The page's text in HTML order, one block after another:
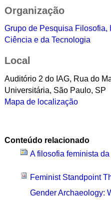
Organização
Grupo de Pesquisa
Ciência e da Tecnologia
Local
Auditório 2 do IAG, Rua do
Universitária, São Paulo, SP
Mapa de localização
Conteúdo relacionado
A filosofia feminista
Feminist Standpoint
Gender Archaeology: